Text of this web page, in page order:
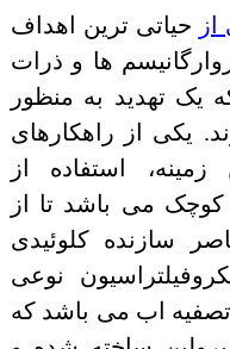
حیاتی ترین اهداف
ها و ذرات
تهدید به منظور
یکی از راهکارهای
استفاده از
کوچک می باشد تا از
سازنده کلوئیدی
نوعی
تصفیه اب می باشد که